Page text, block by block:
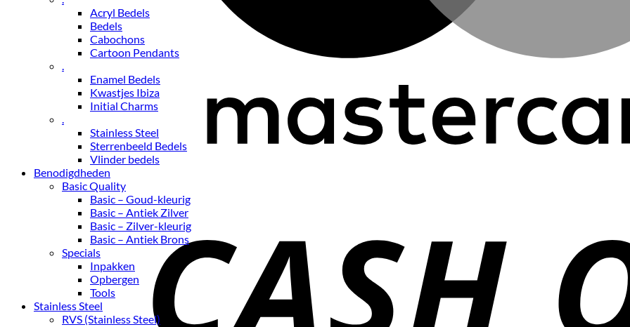
Acryl Bedels
Bedels
Cabochons
Cartoon Pendants
.
Enamel Bedels
Kwastjes Ibiza
Initial Charms
.
Stainless Steel
Sterrenbeeld Bedels
Vlinder bedels
Benodigdheden
Basic Quality
Basic – Goud-kleurig
Basic – Antiek Zilver
Basic – Zilver-kleurig
Basic – Antiek Brons
Specials
Inpakken
Opbergen
Tools
Stainless Steel
RVS (Stainless Steel)